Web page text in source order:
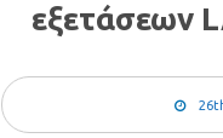
εξετάσεων